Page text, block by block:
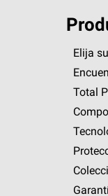
Elija
Total